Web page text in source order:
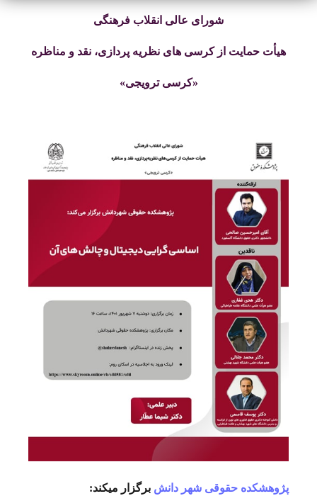
شورای عالی انقلاب فرهنگی
هیأت حمایت از کرسی های نظریه پردازی، نقد و مناظره
«کرسی ترویجی»
پژوهشکده حقوقی شهر دانش برگزار میکند: